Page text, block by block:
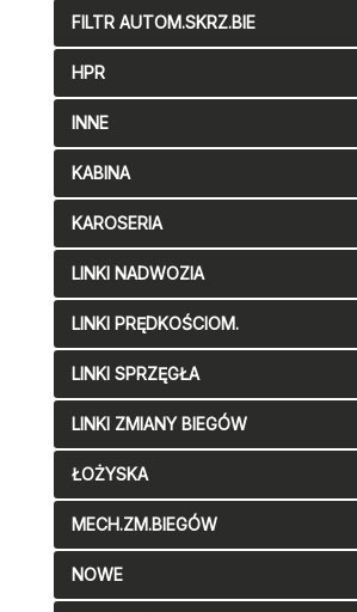
FILTR AUTOM.SKRZ.BIE
HPR
INNE
KABINA
KAROSERIA
LINKI NADWOZIA
LINKI PRĘDKOŚCIOM.
LINKI SPRZĘGŁA
LINKI ZMIANY BIEGÓW
ŁOŻYSKA
MECH.ZM.BIEGÓW
NOWE